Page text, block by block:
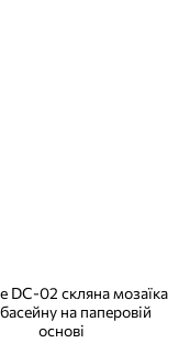
DC-02 скляна мозаїка
на паперовій
основі